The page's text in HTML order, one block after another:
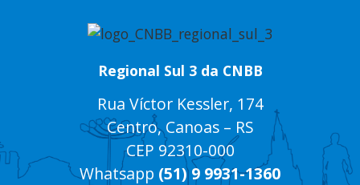
Regional Sul 3 da CNBB
Rua Víctor Kessler, 174
Centro, Canoas – RS
CEP 92310-000
Whatsapp (51) 9 9931-1360